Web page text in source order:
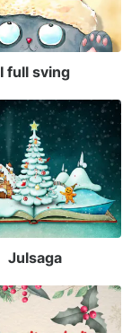
I full sving
Julsaga